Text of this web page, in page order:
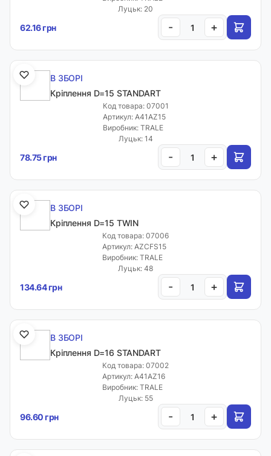
Луцьк: 20
62.16 грн - +
В ЗБОРІ
Кріплення D=15 STANDART
Код товара: 07001
Артикул: A41AZ15
Виробник: TRALE
Луцьк: 14
78.75 грн - +
В ЗБОРІ
Кріплення D=15 TWIN
Код товара: 07006
Артикул: AZCFS15
Виробник: TRALE
Луцьк: 48
134.64 грн - +
В ЗБОРІ
Кріплення D=16 STANDART
Код товара: 07002
Артикул: A41AZ16
Виробник: TRALE
Луцьк: 55
96.60 грн - +